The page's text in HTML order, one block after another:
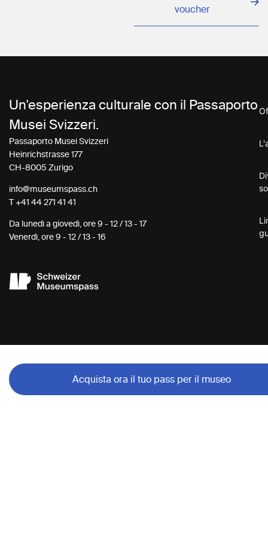
voucher
Un'esperienza culturale con il Passaporto
Musei Svizzeri.
Passaporto Musei Svizzeri
Heinrichstrasse 177
CH-8005 Zurigo
info@museumspass.ch
T +41 44 271 41 41
Da lunedì a giovedì, ore 9 - 12 / 13 - 17
Venerdì, ore 9 - 12 / 13 - 16
Acquista ora il tuo pass per il museo